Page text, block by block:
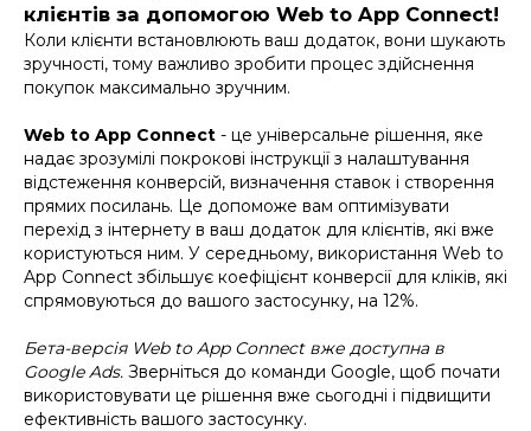
клієнтів за допомогою Web to App Connect!
Коли клієнти встановлюють ваш додаток, вони шукають
зручності, тому важливо зробити процес здійснення
покупок максимально зручним.
Web to App Connect - це універсальне рішення, яке
надає зрозумілі покрокові інструкції з налаштування
відстеження конверсій, визначення ставок і створення
прямих посилань. Це допоможе вам оптимізувати
перехід з інтернету в ваш додаток для клієнтів, які вже
користуються ним. У середньому, використання Web to
App Connect збільшує коефіцієнт конверсії для кліків, які
спрямовуються до вашого застосунку, на 12%.
Бета-версія Web to App Connect вже доступна в
Google Ads. Зверніться до команди Google, щоб почати
використовувати це рішення вже сьогодні і підвищити
ефективність вашого застосунку.